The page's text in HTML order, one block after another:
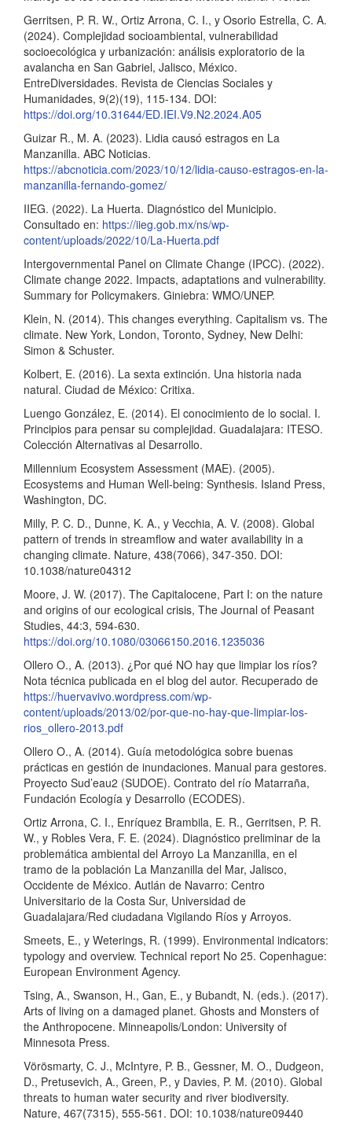
Gerritsen, P. R. W., Ortiz Arrona, C. I., y Osorio Estrella, C. A.
(2024). Complejidad socioambiental, vulnerabilidad
socioecológica y urbanización: análisis exploratorio de la
avalancha en San Gabriel, Jalisco, México.
EntreDiversidades. Revista de Ciencias Sociales y
Humanidades, 9(2)(19), 115-134. DOI:
https://doi.org/10.31644/ED.IEI.V9.N2.2024.A05
Guizar R., M. A. (2023). Lidia causó estragos en La
Manzanilla. ABC Noticias.
https://abcnoticia.com/2023/10/12/lidia-causo-estragos-en-la-
manzanilla-fernando-gomez/
IIEG. (2022). La Huerta. Diagnóstico del Municipio.
Consultado en: https://iieg.gob.mx/ns/wp-
content/uploads/2022/10/La-Huerta.pdf
Intergovernmental Panel on Climate Change (IPCC). (2022).
Climate change 2022. Impacts, adaptations and vulnerability.
Summary for Policymakers. Giniebra: WMO/UNEP.
Klein, N. (2014). This changes everything. Capitalism vs. The
climate. New York, London, Toronto, Sydney, New Delhi:
Simon & Schuster.
Kolbert, E. (2016). La sexta extinción. Una historia nada
natural. Ciudad de México: Critixa.
Luengo González, E. (2014). El conocimiento de lo social. I.
Principios para pensar su complejidad. Guadalajara: ITESO.
Colección Alternativas al Desarrollo.
Millennium Ecosystem Assessment (MAE). (2005).
Ecosystems and Human Well-being: Synthesis. Island Press,
Washington, DC.
Milly, P. C. D., Dunne, K. A., y Vecchia, A. V. (2008). Global
pattern of trends in streamflow and water availability in a
changing climate. Nature, 438(7066), 347-350. DOI:
10.1038/nature04312
Moore, J. W. (2017). The Capitalocene, Part I: on the nature
and origins of our ecological crisis, The Journal of Peasant
Studies, 44:3, 594-630.
https://doi.org/10.1080/03066150.2016.1235036
Ollero O., A. (2013). ¿Por qué NO hay que limpiar los ríos?
Nota técnica publicada en el blog del autor. Recuperado de
https://huervavivo.wordpress.com/wp-
content/uploads/2013/02/por-que-no-hay-que-limpiar-los-
rios_ollero-2013.pdf
Ollero O., A. (2014). Guía metodológica sobre buenas
prácticas en gestión de inundaciones. Manual para gestores.
Proyecto Sud’eau2 (SUDOE). Contrato del río Matarraña,
Fundación Ecología y Desarrollo (ECODES).
Ortiz Arrona, C. I., Enríquez Brambila, E. R., Gerritsen, P. R.
W., y Robles Vera, F. E. (2024). Diagnóstico preliminar de la
problemática ambiental del Arroyo La Manzanilla, en el
tramo de la población La Manzanilla del Mar, Jalisco,
Occidente de México. Autlán de Navarro: Centro
Universitario de la Costa Sur, Universidad de
Guadalajara/Red ciudadana Vigilando Ríos y Arroyos.
Smeets, E., y Weterings, R. (1999). Environmental indicators:
typology and overview. Technical report No 25. Copenhague:
European Environment Agency.
Tsing, A., Swanson, H., Gan, E., y Bubandt, N. (eds.). (2017).
Arts of living on a damaged planet. Ghosts and Monsters of
the Anthropocene. Minneapolis/London: University of
Minnesota Press.
Vörösmarty, C. J., McIntyre, P. B., Gessner, M. O., Dudgeon,
D., Pretusevich, A., Green, P., y Davies, P. M. (2010). Global
threats to human water security and river biodiversity.
Nature, 467(7315), 555-561. DOI: 10.1038/nature09440